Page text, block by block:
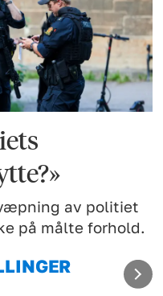
av politiet
på målte forhold.